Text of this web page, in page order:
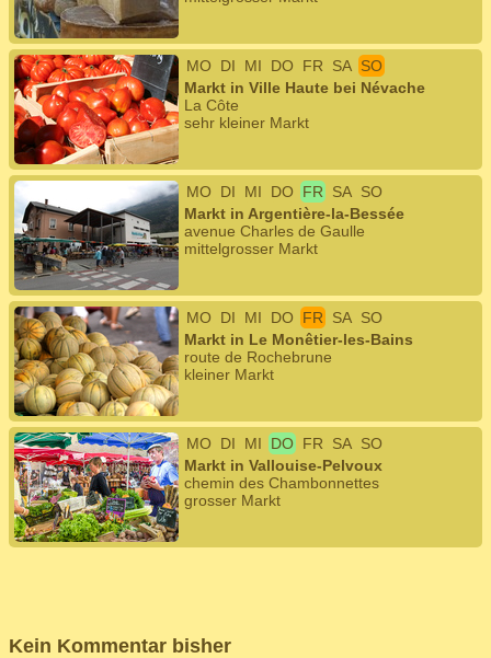
MO DI MI DO FR SA SO
Markt in Ville Haute bei Névache
La Côte
sehr kleiner Markt
MO DI MI DO FR SA SO
Markt in Argentière-la-Bessée
avenue Charles de Gaulle
mittelgrosser Markt
MO DI MI DO FR SA SO
Markt in Le Monêtier-les-Bains
route de Rochebrune
kleiner Markt
MO DI MI DO FR SA SO
Markt in Vallouise-Pelvoux
chemin des Chambonnettes
grosser Markt
Kein Kommentar bisher